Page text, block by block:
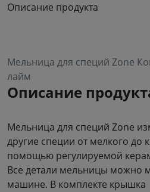
Описание продукта
Мельница для специй Zone
лайм
Описание
Мельница для специй Zone
другие специи от мелкого до
помощью регулируемой
Все детали мельницы можно
машине. В комплекте крышка